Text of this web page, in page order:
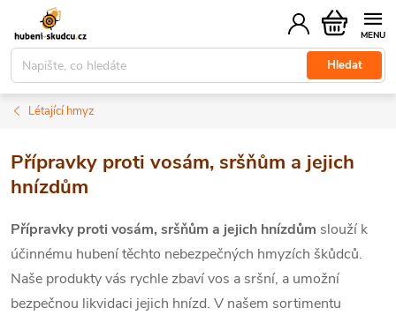
obsah
Hledat
Nákupní
košík
Létající hmyz
Přípravky proti vosám, sršňům a jejich
hnízdům
Přípravky proti vosám, sršňům a jejich hnízdům slouží k
účinnému hubení těchto nebezpečných hmyzích škůdců.
Naše produkty vás rychle zbaví vos a sršní, a umožní
bezpečnou likvidaci jejich hnízd. V našem sortimentu